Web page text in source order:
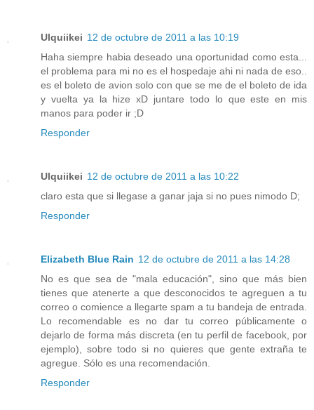
Ulquiikei 12 de octubre de 2011 a las 10:19
Haha siempre habia deseado una oportunidad como esta...
el problema para mi no es el hospedaje ahi ni nada de eso..
es el boleto de avion solo con que se me de el boleto de ida
y vuelta ya la hize xD juntare todo lo que este en mis
manos para poder ir ;D
Responder
Ulquiikei 12 de octubre de 2011 a las 10:22
claro esta que si llegase a ganar jaja si no pues nimodo D;
Responder
Elizabeth Blue Rain 12 de octubre de 2011 a las 14:28
No es que sea de "mala educación", sino que más bien
tienes que atenerte a que desconocidos te agreguen a tu
correo o comience a llegarte spam a tu bandeja de entrada.
Lo recomendable es no dar tu correo públicamente o
dejarlo de forma más discreta (en tu perfil de facebook, por
ejemplo), sobre todo si no quieres que gente extraña te
agregue. Sólo es una recomendación.
Responder